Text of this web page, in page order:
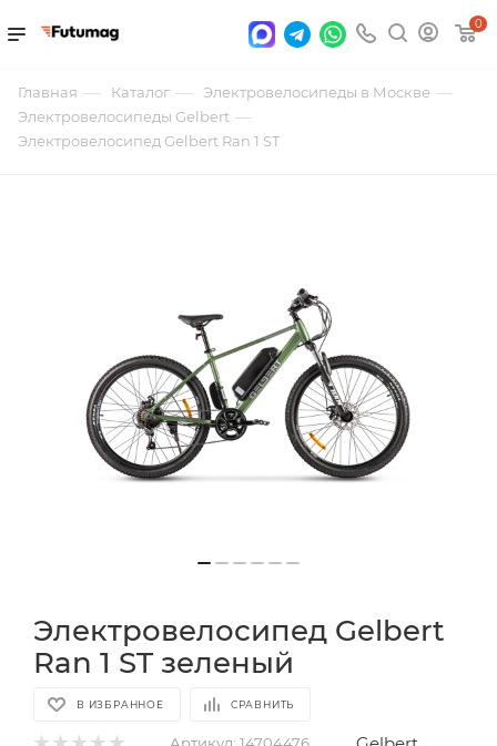
0
Главная — Каталог — Электровелосипеды в Москве —
Электровелосипеды Gelbert —
Электровелосипед Gelbert Ran 1 ST
Электровелосипед Gelbert
Ran 1 ST зеленый
В ИЗБРАННОЕ СРАВНИТЬ